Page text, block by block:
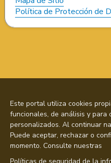
Política de Protección de
Este portal utiliza cookies
funcionales, de análisis y para
personalizados. Al continuar
Puede aceptar, rechazar o
momento. Consulte nuestras